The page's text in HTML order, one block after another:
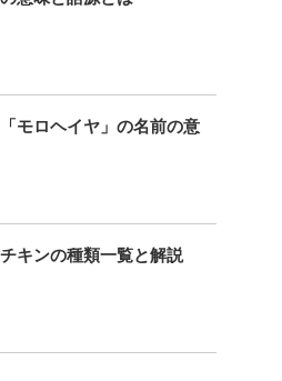
モロヘイヤ」の名前の意
キンの種類一覧と解説